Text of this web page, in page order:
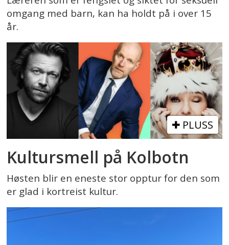
omgang med barn, kan ha holdt på i over 15
år.
PLUSS
Kultursmell på Kolbotn
Høsten blir en eneste stor opptur for den som
er glad i kortreist kultur.